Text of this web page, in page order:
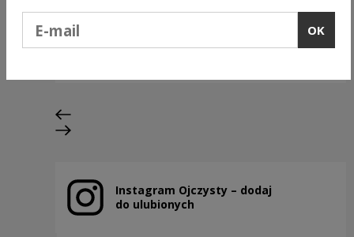
BAKALIE
Previous slide
Next slide
Instagram Ojczysty – dodaj
do ulubionych
Note, the link will open in a new window
OK